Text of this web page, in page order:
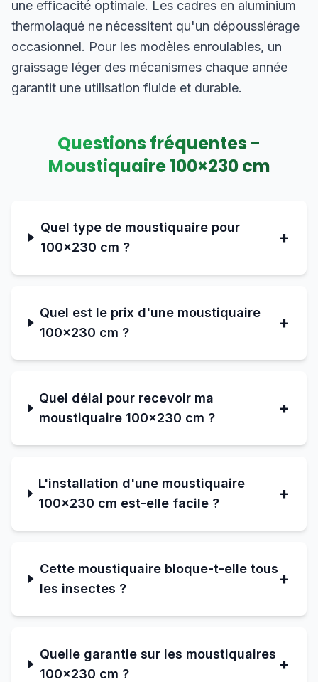
une efficacité optimale. Les cadres en aluminium
thermolaqué ne nécessitent qu'un dépoussiérage
occasionnel. Pour les modèles enroulables, un
graissage léger des mécanismes chaque année
garantit une utilisation fluide et durable.
Questions fréquentes -
Moustiquaire100×230cm
Quel type de moustiquaire pour
100×230 cm ?
+
Quel est le prix d'une moustiquaire
100×230 cm ?
+
Quel délai pour recevoir ma
moustiquaire 100×230 cm ?
+
L'installation d'une moustiquaire
100×230 cm est-elle facile ?
+
Cette moustiquaire bloque-t-elle tous
les insectes ?
+
Quelle garantie sur les moustiquaires
100×230 cm ?
+